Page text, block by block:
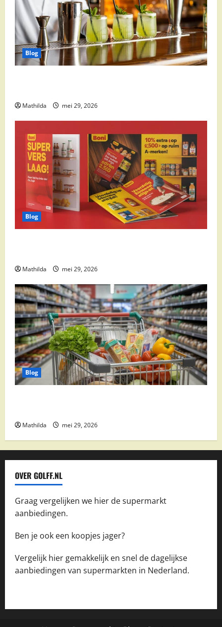
Blog
Mathilda mei 29, 2026
Blog
Mathilda mei 29, 2026
Blog
Mathilda mei 29, 2026
OVER GOLFF.NL
Graag vergelijken we hier de supermarkt
aanbiedingen.
Ben je ook een koopjes jager?
Vergelijk hier gemakkelijk en snel de dagelijkse
aanbiedingen van supermarkten in Nederland.